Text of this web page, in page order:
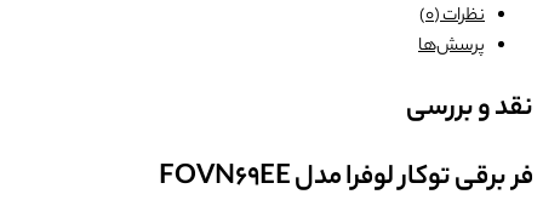
نظرات (0)
پرسش‌ها
نقد و بررسی
فر برقی توکار لوفرا مدل FOVN69EE